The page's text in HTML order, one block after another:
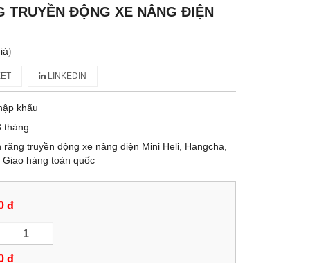
TRUYỀN ĐỘNG XE NÂNG ĐIỆN
)
LINKEDIN
khẩu
tháng
truyền động xe nâng điện Mini Heli, Hangcha,
Giao hàng toàn quốc
đ
đ